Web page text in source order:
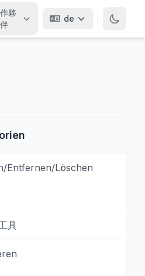
夥
伴
de
Entfernen/Löschen
具